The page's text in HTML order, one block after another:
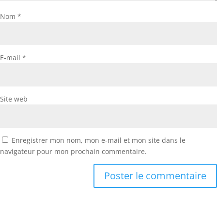
Nom *
E-mail *
Site web
Enregistrer mon nom, mon e-mail et mon site dans le
navigateur pour mon prochain commentaire.